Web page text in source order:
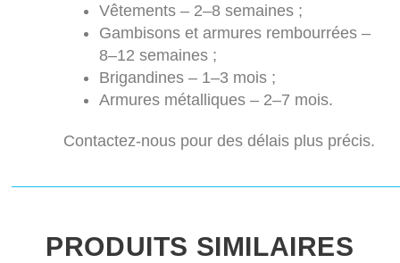
Vêtements – 2–8 semaines ;
Gambisons et armures rembourrées –
8–12 semaines ;
Brigandines – 1–3 mois ;
Armures métalliques – 2–7 mois.
Contactez-nous pour des délais plus précis.
PRODUITS SIMILAIRES